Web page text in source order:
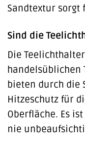
Sandtextur sorgt
Sind die
Die
handelsüblichen
bieten durch die
Hitzeschutz für
Oberfläche. Es
nie